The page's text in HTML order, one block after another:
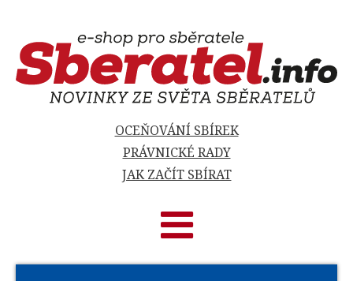
OCEŇOVÁNÍ SBÍREK
PRÁVNICKÉ RADY
JAK ZAČÍT SBÍRAT